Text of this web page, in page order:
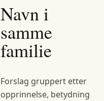
Navn i
samme
familie
Forslag gruppert etter
opprinnelse, betydning